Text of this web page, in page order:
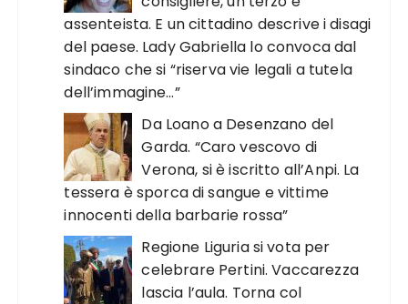
assenteista. E un cittadino descrive i disagi
del paese. Lady Gabriella lo convoca dal
sindaco che si “riserva vie legali a tutela
dell’immagine…”
Da Loano a Desenzano del
Garda. “Caro vescovo di
Verona, si è iscritto all’Anpi. La
tessera è sporca di sangue e vittime
innocenti della barbarie rossa”
Regione Liguria si vota per
celebrare Pertini. Vaccarezza
lascia l’aula. Torna col